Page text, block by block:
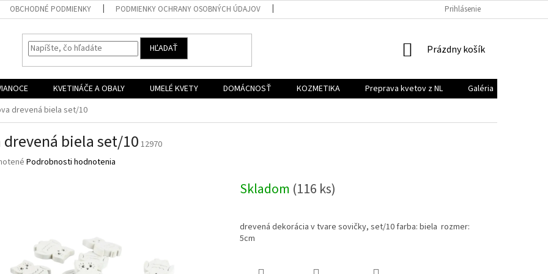
OBCHODNÉ PODMIENKY PODMIENKY OCHRANY OSOBNÝCH ÚDAJOV KONTAKT
Prihlásenie
HĽADAŤ
NÁKUPNÝ
Prázdny košík
KVETINÁČE A OBALY UMELÉ KVETY DOMÁCNOSŤ KOZMETIKA Preprava kvetov z NL Galéria
drevená biela set/10
drevená biela set/1012970
Podrobnosti hodnotenia
Skladom (116 ks)
drevená dekorácia v tvare sovičky, set/10 farba: biela rozmer:
5cm